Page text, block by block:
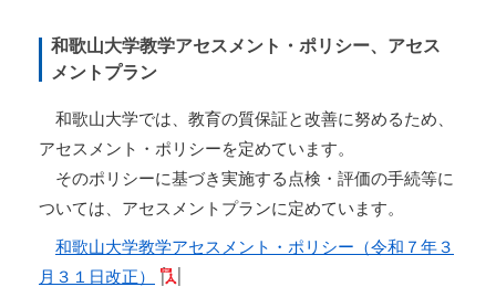
和歌山大学教学アセスメント・ポリシー、アセス
メントプラン
和歌山大学では、教育の質保証と改善に努めるため、
アセスメント・ポリシーを定めています。
そのポリシーに基づき実施する点検・評価の手続等に
ついては、アセスメントプランに定めています。
和歌山大学教学アセスメント・ポリシー（令和７年３
月３１日改正）